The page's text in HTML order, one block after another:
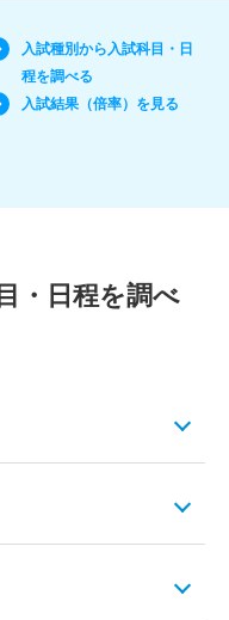
入試種別から入試科目・日
程を調べる
入試結果（倍率）を見る
・日程を調べ